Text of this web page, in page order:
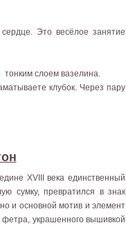
Это весёлое занятие
слоем вазелина.
клубок. Через пару
XVIII века единственный
сумку, превратился в знак
и основной мотив и элемент
фетра, украшенного вышивкой